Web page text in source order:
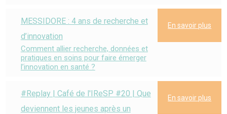
MESSIDORE : 4 ans de recherche et
d’innovation
Comment allier recherche, données et
pratiques en soins pour faire émerger
l’innovation en santé ?
En savoir plus
#Replay | Café de l'IReSP #20 | Que
deviennent les jeunes après un
En savoir plus